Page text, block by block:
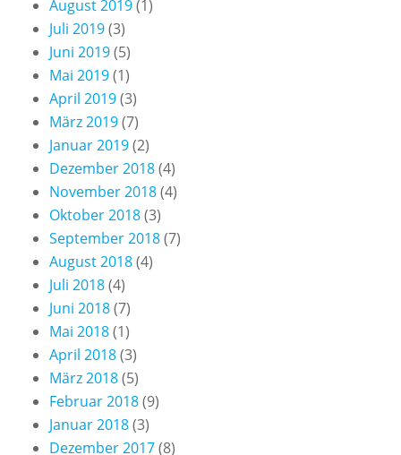
August 2019(1)
Juli 2019(3)
Juni 2019(5)
Mai 2019(1)
April 2019(3)
März 2019(7)
Januar 2019(2)
Dezember 2018(4)
November 2018(4)
Oktober 2018(3)
September 2018(7)
August 2018(4)
Juli 2018(4)
Juni 2018(7)
Mai 2018(1)
April 2018(3)
März 2018(5)
Februar 2018(9)
Januar 2018(3)
Dezember 2017(8)